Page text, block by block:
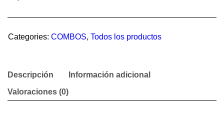
Categories: COMBOS, Todos los productos
Descripción
Información adicional
Valoraciones (0)